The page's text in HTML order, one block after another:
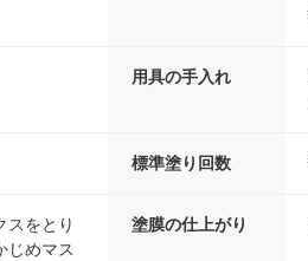
用具の手入れ
標準塗り回数
スをとり
じめマス
塗膜の仕上がり